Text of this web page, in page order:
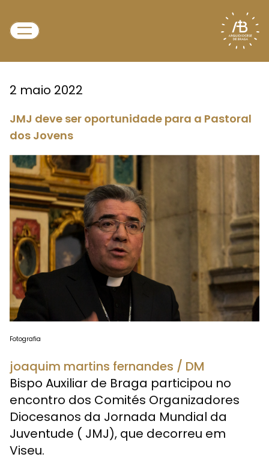
2 maio 2022
JMJ deve ser oportunidade para a Pastoral
dos Jovens
Fotografia
joaquim martins fernandes / DM
Bispo Auxiliar de Braga participou no
encontro dos Comités Organizadores
Diocesanos da Jornada Mundial da
Juventude ( JMJ), que decorreu em
Viseu.